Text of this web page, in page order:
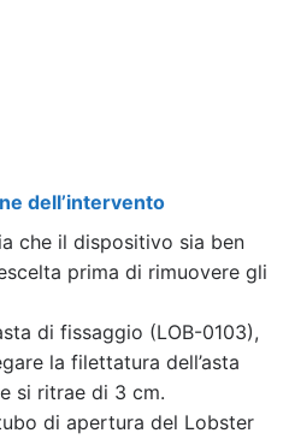
dell’intervento
che il dispositivo sia ben
prima di rimuovere gli
di fissaggio (LOB-0103),
la filettatura dell’asta
si ritrae di 3 cm.
di apertura del Lobster